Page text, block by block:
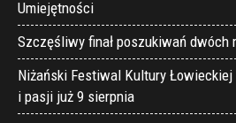
Umiejętności
Szczęśliwy finał poszukiwań dwóch
Niżański Festiwal Kultury
i pasji już 9 sierpnia